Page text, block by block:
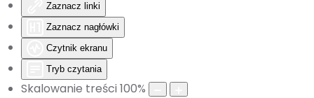
Zaznacz linki
Zaznacz nagłówki
Czytnik ekranu
Tryb czytania
Skalowanie treści 100%